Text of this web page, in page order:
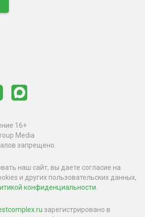
16+
Media
запрещено.
наш сайт, вы даете согласие на
и других пользовательских данных,
конфиденциальности
зарегистрировано в